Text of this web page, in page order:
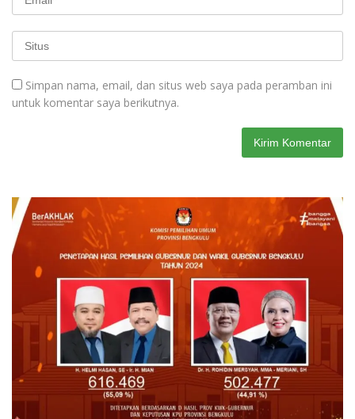
Simpan nama, email, dan situs web saya pada peramban ini
untuk komentar saya berikutnya.